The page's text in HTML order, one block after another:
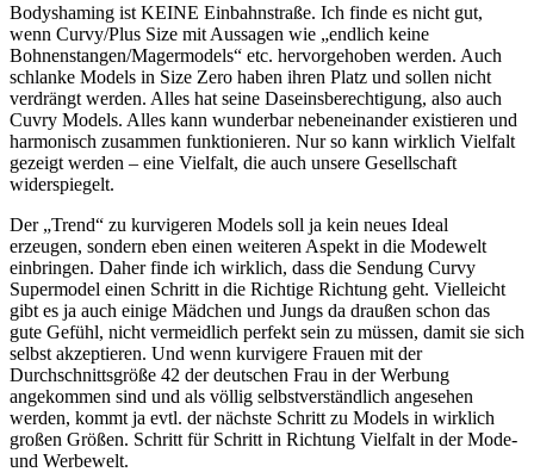
Bodyshaming ist KEINE Einbahnstraße. Ich finde es nicht gut,
wenn Curvy/Plus Size mit Aussagen wie „endlich keine
Bohnenstangen/Magermodels“ etc. hervorgehoben werden. Auch
schlanke Models in Size Zero haben ihren Platz und sollen nicht
verdrängt werden. Alles hat seine Daseinsberechtigung, also auch
Cuvry Models. Alles kann wunderbar nebeneinander existieren und
harmonisch zusammen funktionieren. Nur so kann wirklich Vielfalt
gezeigt werden – eine Vielfalt, die auch unsere Gesellschaft
widerspiegelt.
Der „Trend“ zu kurvigeren Models soll ja kein neues Ideal
erzeugen, sondern eben einen weiteren Aspekt in die Modewelt
einbringen. Daher finde ich wirklich, dass die Sendung Curvy
Supermodel einen Schritt in die Richtige Richtung geht. Vielleicht
gibt es ja auch einige Mädchen und Jungs da draußen schon das
gute Gefühl, nicht vermeidlich perfekt sein zu müssen, damit sie sich
selbst akzeptieren. Und wenn kurvigere Frauen mit der
Durchschnittsgröße 42 der deutschen Frau in der Werbung
angekommen sind und als völlig selbstverständlich angesehen
werden, kommt ja evtl. der nächste Schritt zu Models in wirklich
großen Größen. Schritt für Schritt in Richtung Vielfalt in der Mode-
und Werbewelt.